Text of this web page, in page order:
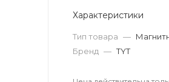
Характеристики
Тип товара —
Бренд — TYT